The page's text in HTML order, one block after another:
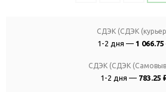
СДЭК (СДЭК
1-2 дня — 1 066.75
СДЭК (СДЭК
1-2 дня — 783.25